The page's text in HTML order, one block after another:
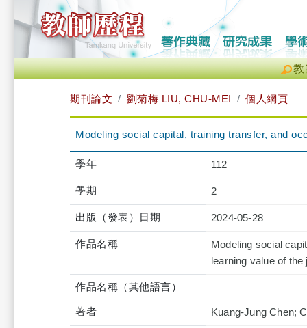
教
期刊論文 劉菊梅 LIU, CHU-MEI 個人網頁
Modeling social capital, training transfer, and
學年 112
學期 2
出版（發表）日期 2024-05-28
作品名稱
Modeling social
learning value of the
作品名稱（其他語言）
著者 Kuang-Jung Chen;